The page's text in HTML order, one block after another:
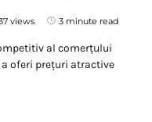
views 3 minute read
al comerțului
oferi prețuri atractive